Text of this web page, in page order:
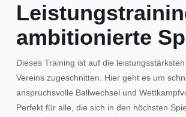
ambitionierte
Dieses Training ist auf die
Vereins zugeschnitten. Hier geht es um
anspruchsvolle Ballwechsel und
Perfekt für alle, die sich in den höchsten